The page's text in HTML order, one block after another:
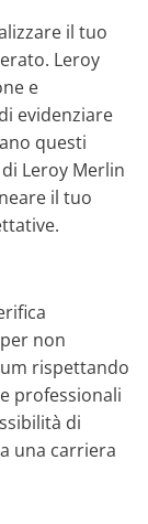
il tuo
Leroy
e
evidenziare
questi
Leroy Merlin
il tuo
non
rispettando
professionali
di
una carriera